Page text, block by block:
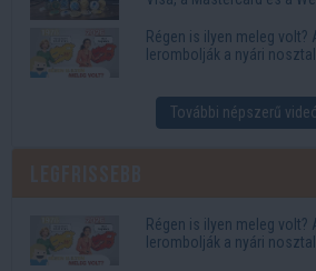
Régen is ilyen meleg volt?
lerombolják a nyári
További népszerű
Régen is ilyen meleg volt?
lerombolják a nyári